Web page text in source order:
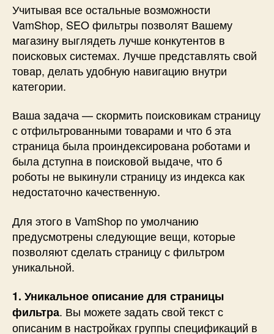
Учитывая все остальные возможности
VamShop, SEO фильтры позволят Вашему
магазину выглядеть лучше конкутентов в
поисковых системах. Лучше представлять свой
товар, делать удобную навигацию внутри
категории.
Ваша задача — скормить поисковикам страницу
с отфильтрованными товарами и что б эта
страница была проиндексирована роботами и
была дступна в поисковой выдаче, что б
роботы не выкинули страницу из индекса как
недостаточно качественную.
Для этого в VamShop по умолчанию
предусмотрены следующие вещи, которые
позволяют сделать страницу с фильтром
уникальной.
1. Уникальное описание для страницы
фильтра. Вы можете задать свой текст с
описаним в настройках группы спецификаций в